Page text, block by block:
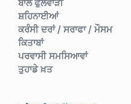
ਬਾਲ ਫੁਲਵਾੜੀ
ਸ਼ਹਿਨਾਈਆਂ
ਕਰੰਸੀ ਦਰਾਂ / ਸਰਾਫਾ / ਮੌਸਮ
ਕਿਤਾਬਾਂ
ਪਰਵਾਸੀ ਸਮਸਿਆਵਾਂ
ਤੁਹਾਡੇ ਖ਼ਤ